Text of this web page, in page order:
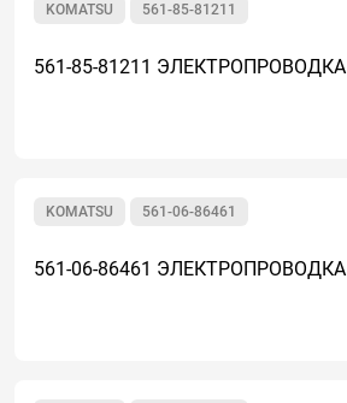
561-85-81211
KOMATSU
561-85-81211 ЭЛЕКТРОПРОВОДКА
561-06-86461
KOMATSU
561-06-86461 ЭЛЕКТРОПРОВОДКА